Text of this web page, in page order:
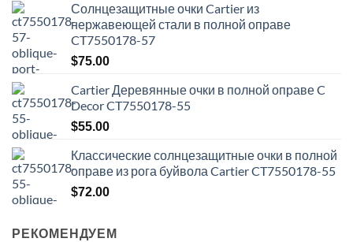
Солнцезащитные очки Cartier из
нержавеющей стали в полной оправе
CT7550178-57
$75.00
Cartier Деревянные очки в полной оправе C
Decor CT7550178-55
$55.00
Классические солнцезащитные очки в полной
оправе из рога буйвола Cartier CT7550178-55
$72.00
РЕКОМЕНДУЕМ